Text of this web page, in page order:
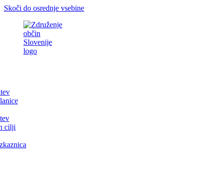
Skoči do osrednje vsebine
cilji